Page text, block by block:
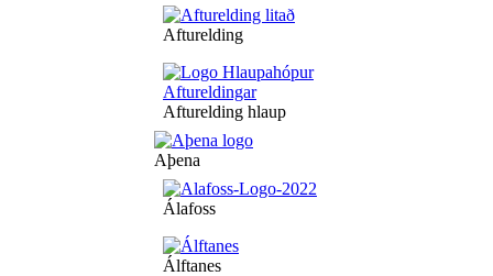
Afturelding
Afturelding hlaup
Aþena
Álafoss
Álftanes